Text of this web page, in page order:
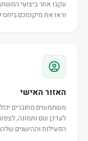
עקבו אחר ביצועי
וראו את מיקומכם
האזור האישי
משתמשים מחוברים
לעדכן שם ותמונה,
הפעילות וההישגים